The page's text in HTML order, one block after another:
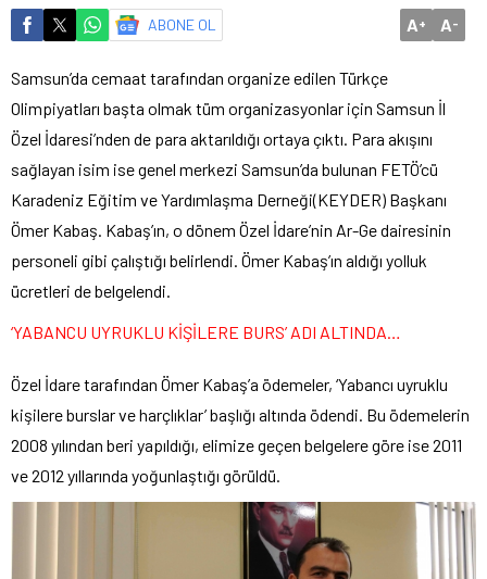
ABONE OL A+ A-
Samsun’da cemaat tarafından organize edilen Türkçe
Olimpiyatları başta olmak tüm organizasyonlar için Samsun İl
Özel İdaresi’nden de para aktarıldığı ortaya çıktı. Para akışını
sağlayan isim ise genel merkezi Samsun’da bulunan FETÖ’cü
Karadeniz Eğitim ve Yardımlaşma Derneği(KEYDER) Başkanı
Ömer Kabaş. Kabaş’ın, o dönem Özel İdare’nin Ar-Ge dairesinin
personeli gibi çalıştığı belirlendi. Ömer Kabaş’ın aldığı yolluk
ücretleri de belgelendi.
‘YABANCU UYRUKLU KİŞİLERE BURS’ ADI ALTINDA…
Özel İdare tarafından Ömer Kabaş’a ödemeler, ‘Yabancı uyruklu
kişilere burslar ve harçlıklar’ başlığı altında ödendi. Bu ödemelerin
2008 yılından beri yapıldığı, elimize geçen belgelere göre ise 2011
ve 2012 yıllarında yoğunlaştığı görüldü.